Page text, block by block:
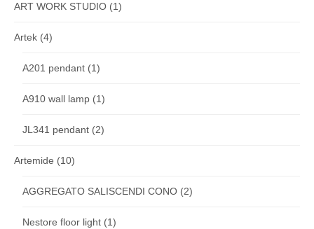
ART WORK STUDIO (1)
Artek (4)
A201 pendant (1)
A910 wall lamp (1)
JL341 pendant (2)
Artemide (10)
AGGREGATO SALISCENDI CONO (2)
Nestore floor light (1)